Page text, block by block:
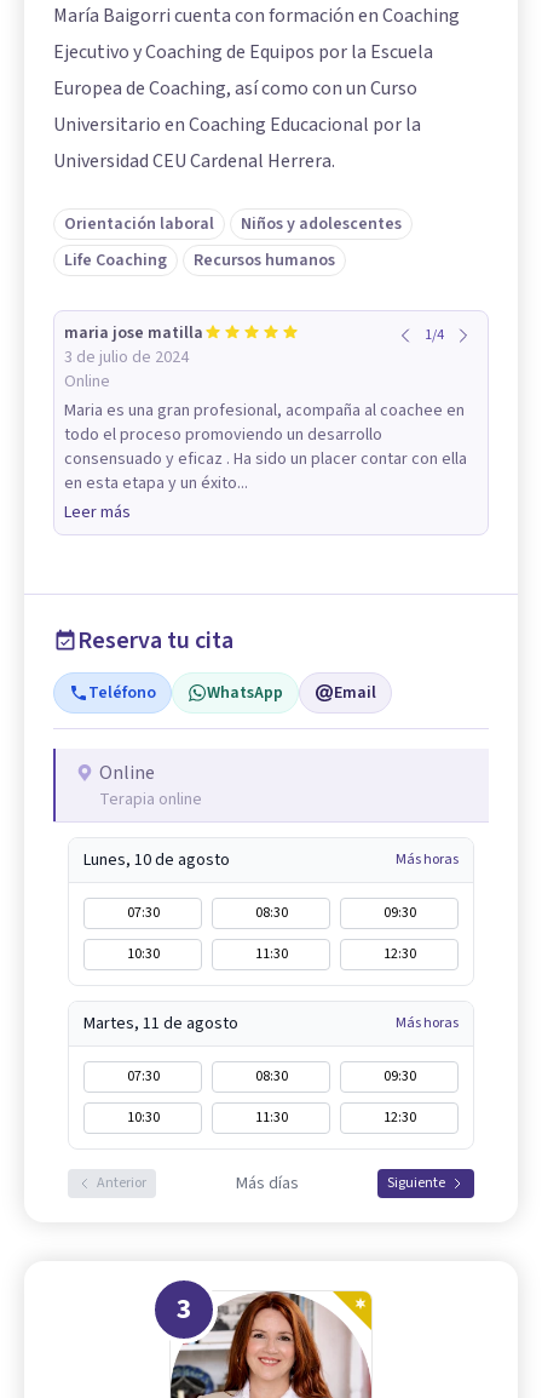
María Baigorri cuenta con formación en Coaching
Ejecutivo y Coaching de Equipos por la Escuela
Europea de Coaching, así como con un Curso
Universitario en Coaching Educacional por la
Universidad CEU Cardenal Herrera.
Orientación laboral
Niños y adolescentes
Life Coaching
Recursos humanos
maria jose matilla
3 de julio de 2024
Online
1/4
Maria es una gran profesional, acompaña al coachee en
todo el proceso promoviendo un desarrollo
consensuado y eficaz . Ha sido un placer contar con ella
en esta etapa y un éxito...
Leer más
Reserva tu cita
Teléfono WhatsApp Email
Online
Terapia online
Lunes, 10 de agosto Más horas
07:30 08:30
09:30
10:30
11:30 12:30
Martes, 11 de agosto Más horas
07:30 08:30
09:30
10:30
11:30 12:30
Anterior Más días Siguiente
3